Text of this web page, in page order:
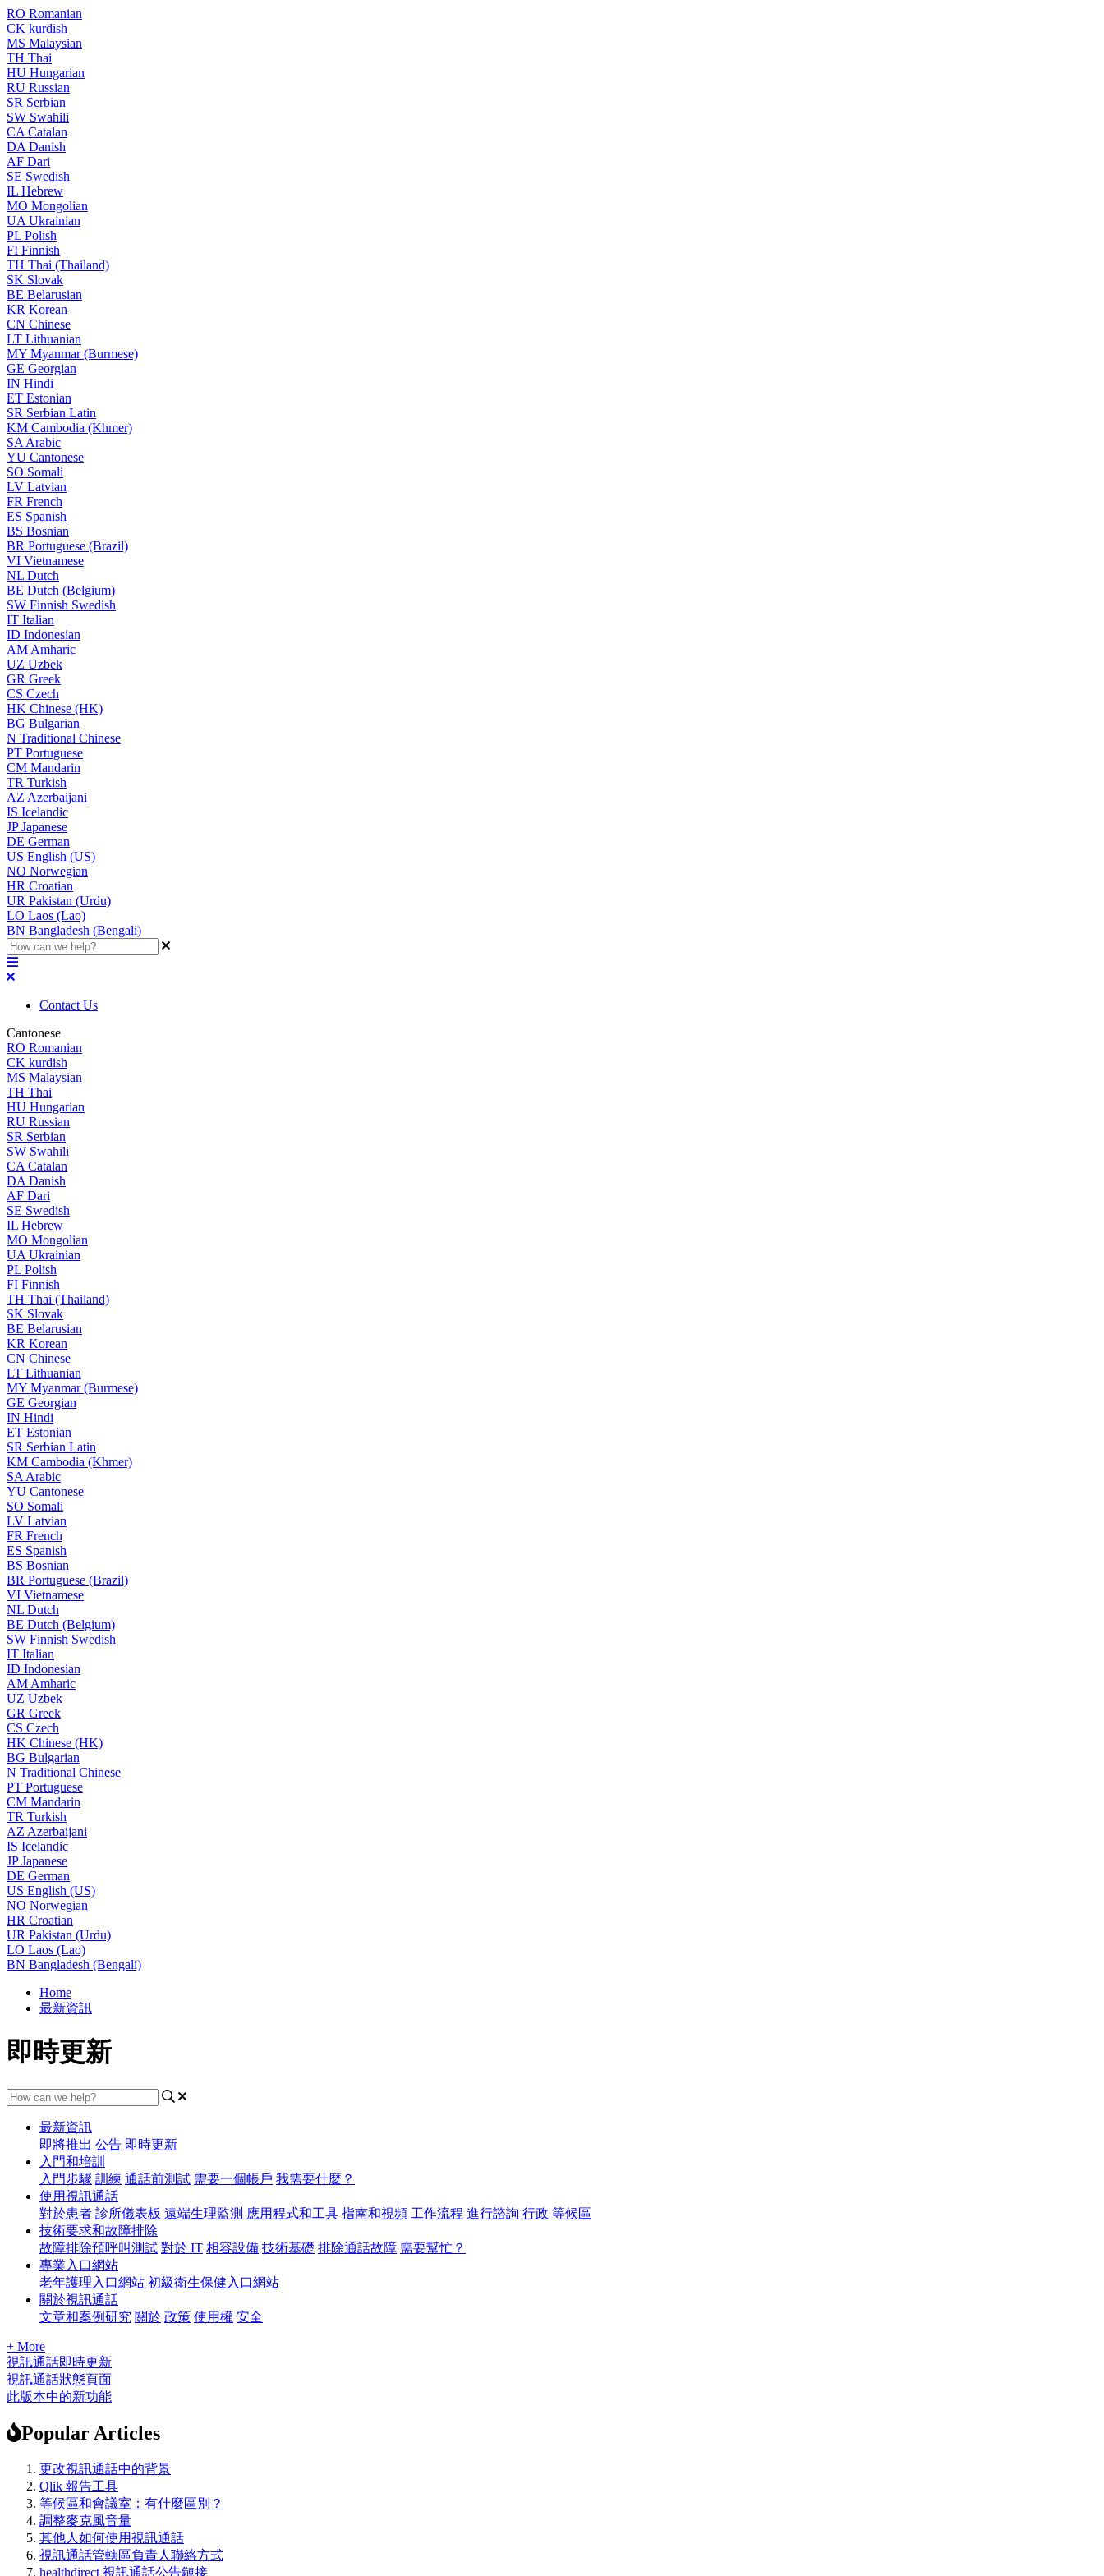
RO Romanian
CK kurdish
MS Malaysian
TH Thai
HU Hungarian
RU Russian
SR Serbian
SW Swahili
CA Catalan
DA Danish
AF Dari
SE Swedish
IL Hebrew
MO Mongolian
UA Ukrainian
PL Polish
FI Finnish
TH Thai (Thailand)
SK Slovak
BE Belarusian
KR Korean
CN Chinese
LT Lithuanian
MY Myanmar (Burmese)
GE Georgian
IN Hindi
ET Estonian
SR Serbian Latin
KM Cambodia (Khmer)
SA Arabic
YU Cantonese
SO Somali
LV Latvian
FR French
ES Spanish
BS Bosnian
BR Portuguese (Brazil)
VI Vietnamese
NL Dutch
BE Dutch (Belgium)
SW Finnish Swedish
IT Italian
ID Indonesian
AM Amharic
UZ Uzbek
GR Greek
CS Czech
HK Chinese (HK)
BG Bulgarian
N Traditional Chinese
PT Portuguese
CM Mandarin
TR Turkish
AZ Azerbaijani
IS Icelandic
JPJapanese
DE German
US English (US)
NO Norwegian
HR Croatian
UR Pakistan (Urdu)
LO Laos (Lao)
BN Bangladesh (Bengali)
Contact Us
Cantonese
RO Romanian
CK kurdish
MS Malaysian
TH Thai
HU Hungarian
RU Russian
SR Serbian
SW Swahili
CA Catalan
DA Danish
AF Dari
SE Swedish
IL Hebrew
MO Mongolian
UA Ukrainian
PL Polish
FI Finnish
TH Thai (Thailand)
SK Slovak
BE Belarusian
KR Korean
CN Chinese
LT Lithuanian
MY Myanmar (Burmese)
GE Georgian
IN Hindi
ET Estonian
SR Serbian Latin
KM Cambodia (Khmer)
SA Arabic
YU Cantonese
SO Somali
LV Latvian
FR French
ES Spanish
BS Bosnian
BR Portuguese (Brazil)
VI Vietnamese
NL Dutch
BE Dutch (Belgium)
SW Finnish Swedish
IT Italian
ID Indonesian
AM Amharic
UZ Uzbek
GR Greek
CS Czech
HK Chinese (HK)
BG Bulgarian
N Traditional Chinese
PT Portuguese
CM Mandarin
TR Turkish
AZ Azerbaijani
IS Icelandic
JPJapanese
DE German
US English (US)
NO Norwegian
HR Croatian
UR Pakistan (Urdu)
LO Laos (Lao)
BN Bangladesh (Bengali)
Home
最新資訊
即時更新
最新資訊
即將推出 公告 即時更新
入門和培訓
入門步驟 訓練 通話前測試 需要一個帳戶 我需要什麼？
使用視訊通話
對於患者 診所儀表板 遠端生理監測 應用程式和工具 指南和視頻 工作流程 進行諮詢 行政 等候區
技術要求和故障排除
故障排除預呼叫測試 對於 IT 相容設備 技術基礎 排除通話故障 需要幫忙？
專業入口網站
老年護理入口網站 初級衛生保健入口網站
關於視訊通話
文章和案例研究 關於 政策 使用權 安全
+ More
視訊通話即時更新
視訊通話狀態頁面
此版本中的新功能
Popular Articles
更改視訊通話中的背景
Qlik 報告工具
等候區和會議室：有什麼區別？
調整麥克風音量
其他人如何使用視訊通話
視訊通話管轄區負責人聯絡方式
healthdirect 視訊通話公告鏈接